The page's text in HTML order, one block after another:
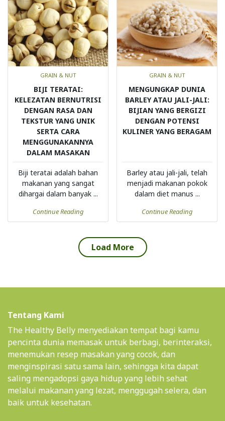
GRAIN & NUT
BIJI TERATAI:
KELEZATAN BERNUTRISI
DENGAN RASA DAN
TEKSTUR YANG UNIK
SERTA CARA
MENGGUNAKANNYA
DALAM MASAKAN
Biji teratai adalah bahan
makanan yang sangat
dihargai dalam banyak ...
Continue Reading
GRAIN & NUT
MENGUNGKAP DUNIA
BARLEY ATAU JALI-JALI:
BIJIAN YANG BERGIZI
DENGAN POTENSI
KULINER YANG BERAGAM
Barley atau jali-jali, telah
menjadi makanan pokok
dalam diet manus ...
Continue Reading
Load More
Tentang Kami
The Healthy Belly menyediakan tempat bagi kamu
pencinta dunia memasak untuk berbagi, berinteraksi,
menemukan resep masakan yang cocok, dan
menginspirasi satu sama lain, sehingga kita dapat
saling mengadopsi gaya hidup yang lebih sehat
melalui makanan yang lezat, menggugah selera, dan
baik untuk kesehatan.